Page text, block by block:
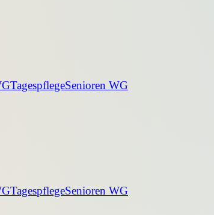
TagespflegeSenioren WG
TagespflegeSenioren WG